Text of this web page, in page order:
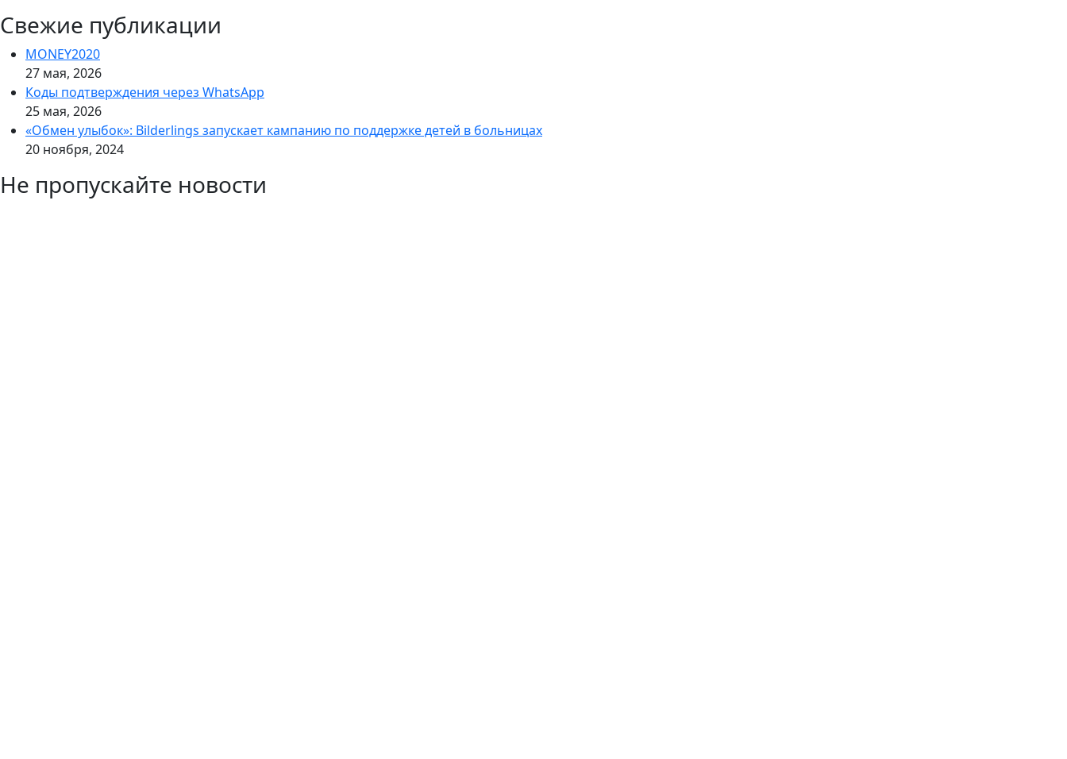
Свежие публикации
MONEY2020
27 мая, 2026
Коды подтверждения через WhatsApp
25 мая, 2026
«Обмен улыбок»: Bilderlings запускает кампанию по поддержке детей в больницах
20 ноября, 2024
Не пропускайте новости